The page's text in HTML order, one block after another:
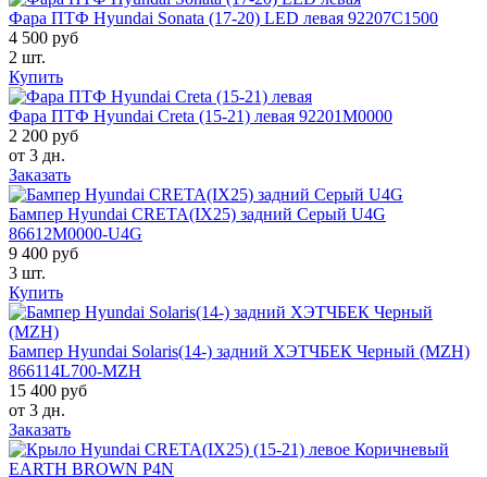
Фара ПТФ Hyundai Sonata (17-20) LED левая 92207C1500
4 500 руб
2 шт.
Купить
Фара ПТФ Hyundai Creta (15-21) левая 92201M0000
2 200 руб
от 3 дн.
Заказать
Бампер Hyundai CRETA(IX25) задний Серый U4G
86612M0000-U4G
9 400 руб
3 шт.
Купить
Бампер Hyundai Solaris(14-) задний ХЭТЧБЕК Черный (MZH)
866114L700-MZH
15 400 руб
от 3 дн.
Заказать